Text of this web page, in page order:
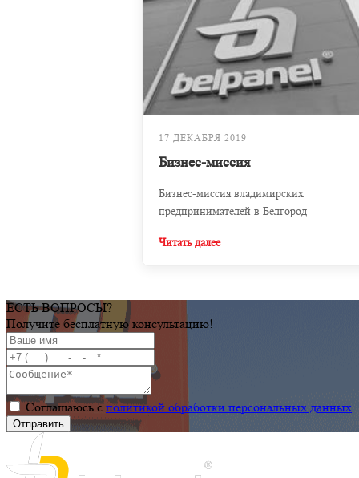
17 ДЕКАБРЯ 2019
Бизнес-миссия
Бизнес-миссия владимирских
предпринимателей в Белгород
Читать далее
ЕСТЬ ВОПРОСЫ?
Получите бесплатную консультацию!
Соглашаюсь сполитикой обработки персональных данных